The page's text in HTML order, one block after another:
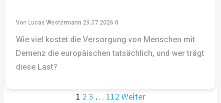
Von Lucas Westermann 29.07.2026 0
Wie viel kostet die Versorgung von Menschen mit
Demenz die europäischen tatsächlich, und wer trägt
diese Last?
1 2 3 … 112 Weiter